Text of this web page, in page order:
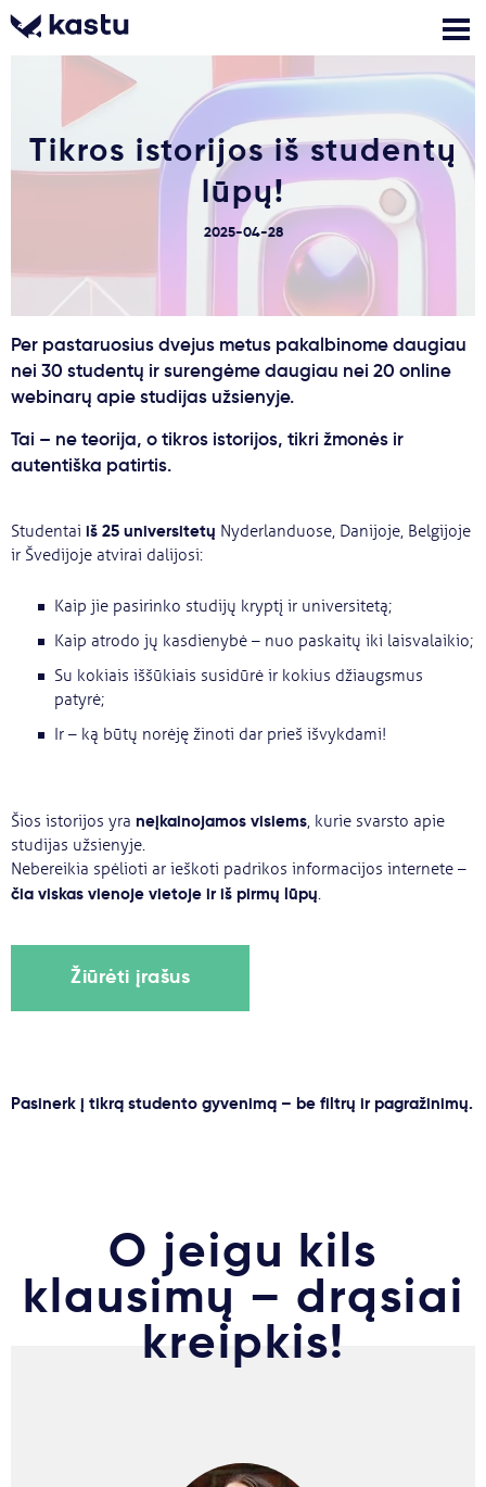
Prisijungti
Stojimo anketa
Skambink
Nemokamos
konsultacijos
Kur studijuoti?
Kaip įstoti?
Svarbu
Kodėl Kastu?
Naujienos
Tikros istorijos iš studentų
lūpų!
2025-04-28
Per pastaruosius dvejus metus pakalbinome daugiau
nei 30 studentų ir surengėme daugiau nei 20 online
webinarų apie studijas užsienyje.
Tai – ne teorija, o tikros istorijos, tikri žmonės ir
autentiška patirtis.
Studentai iš 25 universitetų Nyderlanduose, Danijoje, Belgijoje
ir Švedijoje atvirai dalijosi:
Kaip jie pasirinko studijų kryptį ir universitetą;
Kaip atrodo jų kasdienybė – nuo paskaitų iki laisvalaikio;
Su kokiais iššūkiais susidūrė ir kokius džiaugsmus
patyrė;
Ir – ką būtų norėję žinoti dar prieš išvykdami!
Šios istorijos yra neįkainojamos visiems, kurie svarsto apie
studijas užsienyje.
Nebereikia spėlioti ar ieškoti padrikos informacijos internete –
čia viskas vienoje vietoje ir iš pirmų lūpų.
Žiūrėti įrašus
Pasinerk į tikrą studento gyvenimą – be filtrų ir pagražinimų.
O jeigu kils
klausimų – drąsiai
kreipkis!